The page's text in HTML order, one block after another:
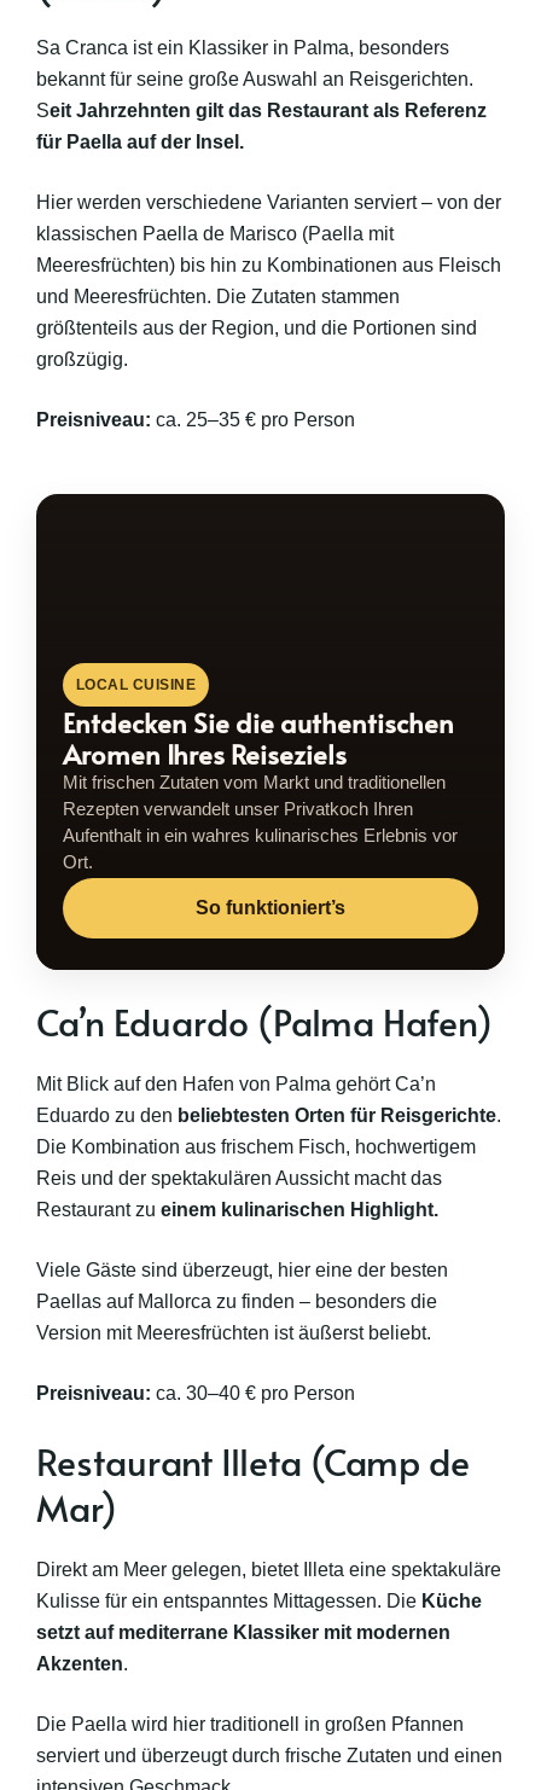
Sa Cranca ist ein Klassiker in Palma, besonders
bekannt für seine große Auswahl an Reisgerichten.
Seit Jahrzehnten gilt das Restaurant als Referenz
für Paella auf der Insel.
Hier werden verschiedene Varianten serviert – von der
klassischen Paella de Marisco (Paella mit
Meeresfrüchten) bis hin zu Kombinationen aus Fleisch
und Meeresfrüchten. Die Zutaten stammen
größtenteils aus der Region, und die Portionen sind
großzügig.
Preisniveau: ca. 25–35 € pro Person
LOCAL CUISINE
Entdecken Sie die authentischen
Aromen Ihres Reiseziels
Mit frischen Zutaten vom Markt und traditionellen
Rezepten verwandelt unser Privatkoch Ihren
Aufenthalt in ein wahres kulinarisches Erlebnis vor
Ort.
So funktioniert’s
Ca’n Eduardo (Palma Hafen)
Mit Blick auf den Hafen von Palma gehört Ca’n
Eduardo zu den beliebtesten Orten für Reisgerichte.
Die Kombination aus frischem Fisch, hochwertigem
Reis und der spektakulären Aussicht macht das
Restaurant zu einem kulinarischen Highlight.
Viele Gäste sind überzeugt, hier eine der besten
Paellas auf Mallorca zu finden – besonders die
Version mit Meeresfrüchten ist äußerst beliebt.
Preisniveau: ca. 30–40 € pro Person
Restaurant Illeta (Camp de
Mar)
Direkt am Meer gelegen, bietet Illeta eine spektakuläre
Kulisse für ein entspanntes Mittagessen. Die Küche
setzt auf mediterrane Klassiker mit modernen
Akzenten.
Die Paella wird hier traditionell in großen Pfannen
serviert und überzeugt durch frische Zutaten und einen